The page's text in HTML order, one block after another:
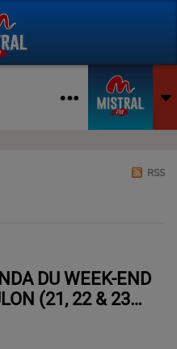
RSS
DU WEEK-END
(21, 22 & 23